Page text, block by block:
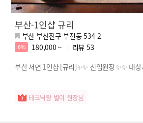
부산-1인샵 규리
부산 부산진구 부전동 534-2
6% 180,000 ~ 리뷰 53
부산 서면 1인샵 [규리]✨✨ 신입원장 ✨✨ 내
테크닉왕 별이 원장님